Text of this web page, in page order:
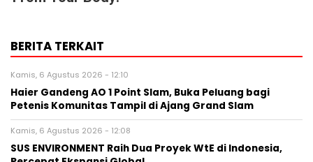
BERITA TERKAIT
Kamis, 6 Agustus 2026 - 12:10
Haier Gandeng AO 1 Point Slam, Buka Peluang bagi
Petenis Komunitas Tampil di Ajang Grand Slam
Kamis, 6 Agustus 2026 - 12:08
SUS ENVIRONMENT Raih Dua Proyek WtE di Indonesia,